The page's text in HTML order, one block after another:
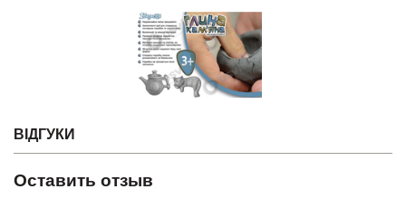
ВІДГУКИ
Оставить отзыв